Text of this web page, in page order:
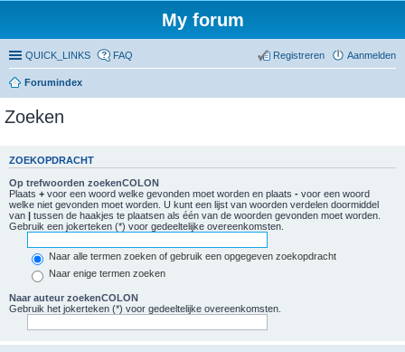
My forum
QUICK_LINKS FAQ Aanmelden
Registreren
Forumindex
Zoeken
ZOEKOPDRACHT
Op trefwoorden zoekenCOLON
Plaats + voor een woord welke gevonden moet worden en plaats - voor een woord
welke niet gevonden moet worden. U kunt een lijst van woorden verdelen doormiddel
van | tussen de haakjes te plaatsen als één van de woorden gevonden moet worden.
Gebruik een jokerteken (*) voor gedeeltelijke overeenkomsten.
Naar alle termen zoeken of gebruik een opgegeven zoekopdracht
Naar enige termen zoeken
Naar auteur zoekenCOLON
Gebruik het jokerteken (*) voor gedeeltelijke overeenkomsten.